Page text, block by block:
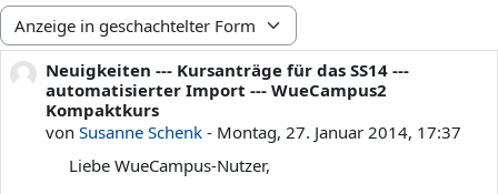
Anzeigemodus
Neuigkeiten --- Kursanträge für das SS14 ---
automatisierter Import --- WueCampus2
Kompaktkurs
vonSusanne Schenk - Montag, 27. Januar 2014, 17:37
Anzahl Antworten: 0
Liebe WueCampus-Nutzer,